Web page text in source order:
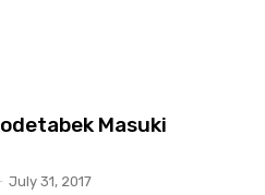
Masuki
July 31, 2017